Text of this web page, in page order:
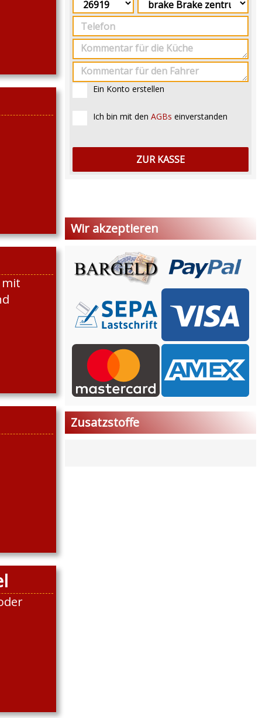
mit
Ein Konto erstellen
Ich bin mit den AGBs einverstanden
ZUR KASSE
Wir akzeptieren
Zusatzstoffe